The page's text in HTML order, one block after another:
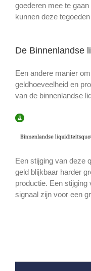
goederen mee te
kunnen deze
De Binnenlandse
Een andere manier
geldhoeveelheid en
van de binnenlandse
Een stijging van deze
geld blijkbaar harder
productie. Een
signaal zijn voor een